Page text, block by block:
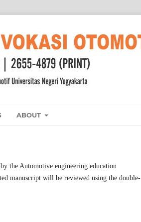
ABOUT
the Automotive engineering education
manuscript will be reviewed using the double-